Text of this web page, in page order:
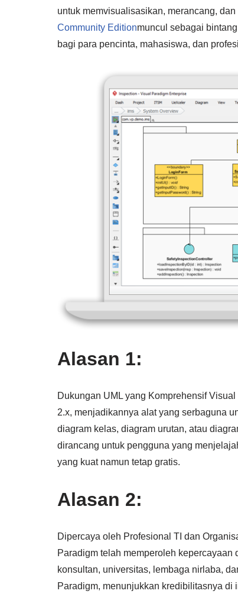
untuk memvisualisasikan, merancang,
Community Editionmuncul sebagai
bagi para pencinta, mahasiswa, dan
Alasan 1:
Dukungan UML yang Komprehensif
2.x, menjadikannya alat yang serbaguna
diagram kelas, diagram urutan, atau
dirancang untuk pengguna yang
yang kuat namun tetap gratis.
Alasan 2:
Dipercaya oleh Profesional TI dan
Paradigm telah memperoleh
konsultan, universitas, lembaga nirlaba,
Paradigm, menunjukkan kredibilitasnya di